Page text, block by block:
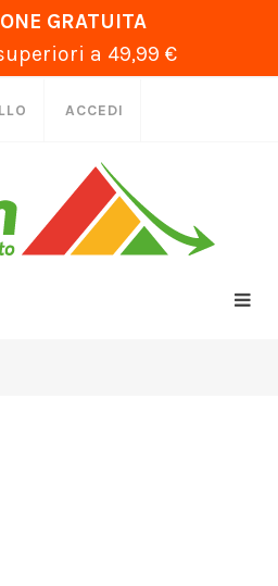
ACCEDI
GRATUITA
a 49,99 €